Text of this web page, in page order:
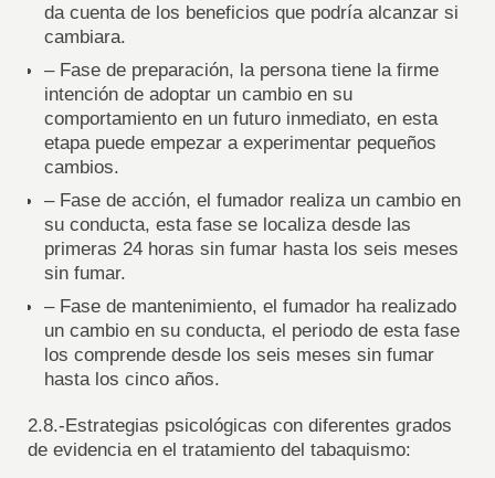
da cuenta de los beneficios que podría alcanzar si
cambiara.
– Fase de preparación, la persona tiene la firme
intención de adoptar un cambio en su
comportamiento en un futuro inmediato, en esta
etapa puede empezar a experimentar pequeños
cambios.
– Fase de acción, el fumador realiza un cambio en
su conducta, esta fase se localiza desde las
primeras 24 horas sin fumar hasta los seis meses
sin fumar.
– Fase de mantenimiento, el fumador ha realizado
un cambio en su conducta, el periodo de esta fase
los comprende desde los seis meses sin fumar
hasta los cinco años.
2.8.-Estrategias psicológicas con diferentes grados
de evidencia en el tratamiento del tabaquismo: